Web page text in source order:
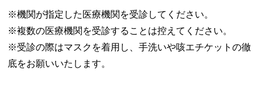
※機関が指定した医療機関を受診してください。
※複数の医療機関を受診することは控えてください。
※受診の際はマスクを着用し、手洗いや咳エチケットの徹
底をお願いいたします。